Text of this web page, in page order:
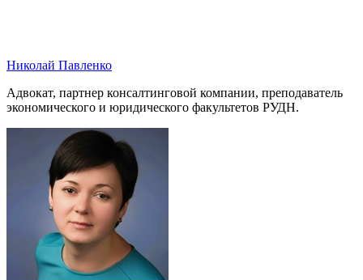
Николай Павленко
Адвокат, партнер консалтинговой компании, преподаватель
экономического и юридического факультетов РУДН.